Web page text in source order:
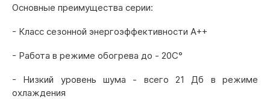
Основные преимущества серии:
- Класс сезонной энергоэффективности А++
- Работа в режиме обогрева до - 20С°
- Низкий уровень шума - всего 21 Дб в режиме
охлаждения